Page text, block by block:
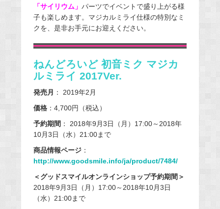
「サイリウム」 パーツでイベントで盛り上がる様
子も楽しめます。マジカルミライ仕様の特別なミ
クを、是非お手元にお迎えください。
ねんどろいど 初音ミク マジカ
ルミライ 2017Ver.
発売月
： 2019年2月
価格：4,700円（税込）
予約期間 ： 2018年9月3日（月）17:00～2018年
10月3日（水）21:00まで
商品情報ページ：
http://www.goodsmile.info/ja/product/7484/
＜グッドスマイルオンラインショップ予約期間＞
2018年9月3日（月）17:00～2018年10月3日
（水）21:00まで